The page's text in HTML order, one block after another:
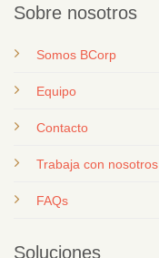
Sobre nosotros
Somos BCorp
Equipo
Contacto
Trabaja con nosotros
FAQs
Soluciones